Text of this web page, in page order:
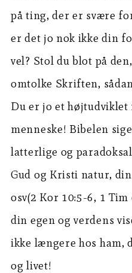
på ting, der er svære
er det jo nok ikke din
vel? Stol du blot på
omtolke Skriften,
Du er jo et højtudviklet
menneske! Bibelen
latterlige og
Gud og Kristi natur,
osv(2 Kor 10:5-6, 1
din egen og verdens
ikke længere hos ham,
og livet!